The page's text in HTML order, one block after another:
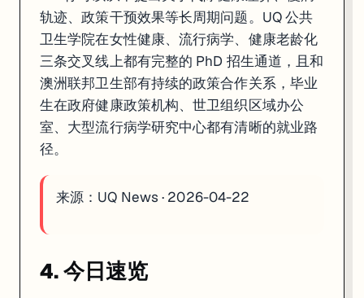
轨迹、政策干预效果等长周期问题。UQ 公共
卫生学院在女性健康、流行病学、健康老龄化
三条交叉线上都有完整的 PhD 招生通道，且和
澳洲联邦卫生部有持续的政策合作关系，毕业
生在政府健康政策机构、世卫组织区域办公
室、大型流行病学研究中心都有清晰的就业路
径。
来源： UQ News · 2026-04-22
4. 今日速览